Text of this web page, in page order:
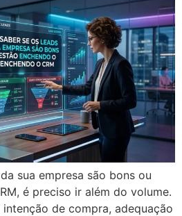
sua empresa são bons ou
é preciso ir além do volume.
de compra, adequação